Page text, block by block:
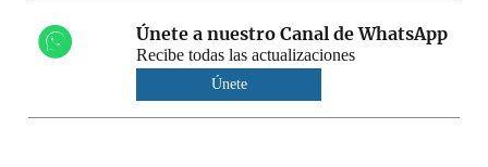
Únete a nuestro Canal de WhatsApp
Recibe todas las actualizaciones
Únete